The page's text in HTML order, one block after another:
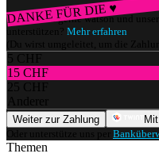
DANKE FÜR DIE ♥
Würdest du gerne watson und
unterstützen? Mehr erfahren
(Du wirst umgeleitet, um die
5 CHF
15 CHF
25 CHF
Anderer
Weiter zur Zahlung
Oder unterstütze uns per
Themen